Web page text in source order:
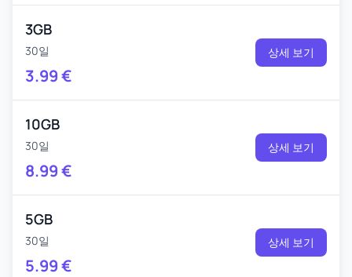
3GB
30일
3.99€
상세 보기
10GB
30일
8.99€
상세 보기
5GB
30일
5.99€
상세 보기